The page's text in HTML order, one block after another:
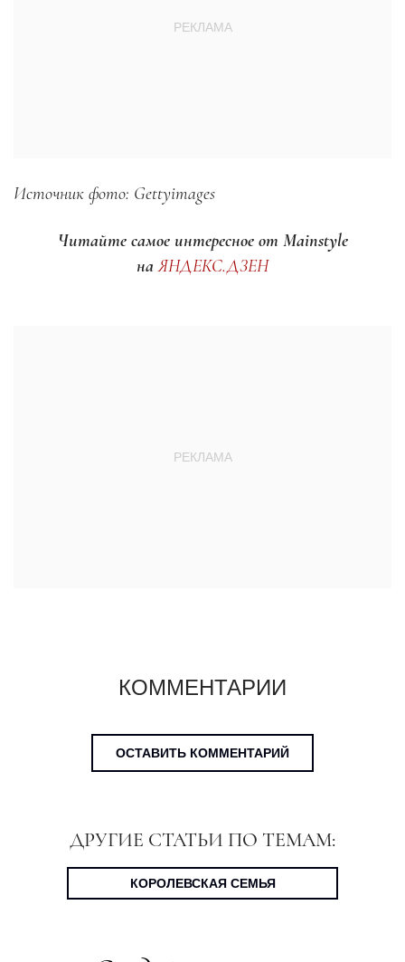
Источник фото: Gettyimages
Читайте самое интересное от Mainstyle
наЯНДЕКС.ДЗЕН
КОММЕНТАРИИ
ОСТАВИТЬ КОММЕНТАРИЙ
ДРУГИЕ СТАТЬИ ПО ТЕМАМ:
КОРОЛЕВСКАЯ СЕМЬЯ